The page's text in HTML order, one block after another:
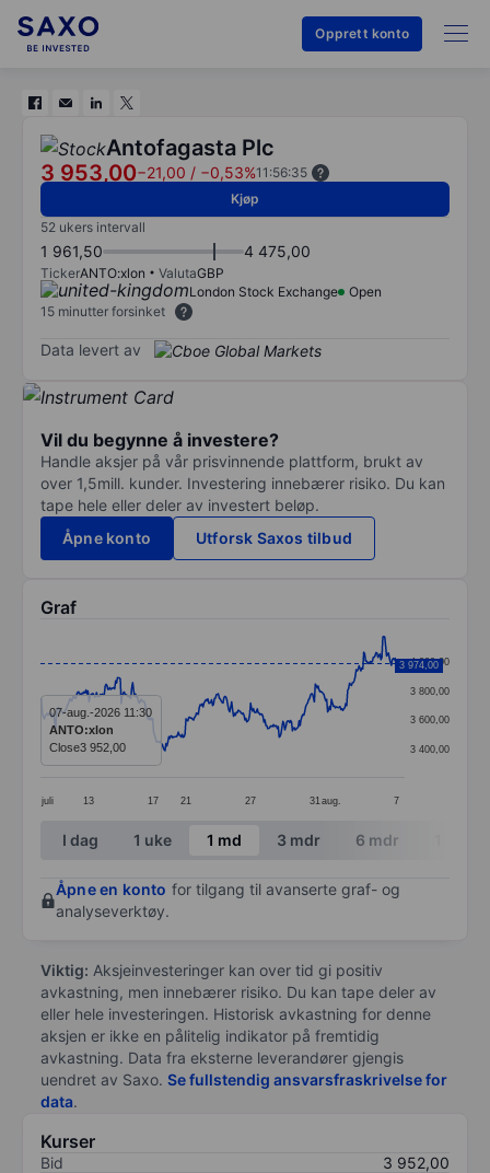
Opprett konto
Antofagasta Plc
3 953,00−21,00 / −0,53%11:56:35
Kjøp
52 ukers intervall
1 961,50 4 475,00
TickerANTO:xlon ValutaGBP
London Stock Exchange
Open
15 minutter forsinket
Data levert av
Vil du begynne å investere?
Handle aksjer på vår prisvinnende plattform, brukt av
over 1,5mill. kunder. Investering innebærer risiko. Du kan
tape hele eller deler av investert beløp.
Åpne konto
Utforsk Saxos tilbud
Graf
Line chart with 384 data points.
The chart has 1 X axis displaying categories.
The chart has 1 Y axis displaying values. Data
juli 13 17 21 27 31 aug. 7
3 400,00
3 600,00
3 800,00
4 000,00
3 974,00
07-aug.-2026 11:30
ANTO:xlon
Close3 952,00
End of interactive chart.
I dag 1 uke 1 md 3 mdr 6 mdr
Åpne en konto for tilgang til avanserte graf- og
analyseverktøy.
Viktig: Aksjeinvesteringer kan over tid gi positiv
avkastning, men innebærer risiko. Du kan tape deler av
eller hele investeringen. Historisk avkastning for denne
aksjen er ikke en pålitelig indikator på fremtidig
avkastning. Data fra eksterne leverandører gjengis
uendret av Saxo. Se fullstendig ansvarsfraskrivelse for
data.
Kurser
Bid
3 952,00